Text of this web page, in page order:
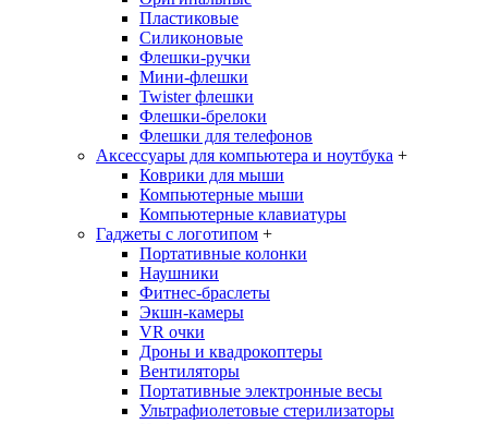
Пластиковые
Силиконовые
Флешки-ручки
Мини-флешки
Twister флешки
Флешки-брелоки
Флешки для телефонов
Аксессуары для компьютера и ноутбука +
Коврики для мыши
Компьютерные мыши
Компьютерные клавиатуры
Гаджеты с логотипом +
Портативные колонки
Наушники
Фитнес-браслеты
Экшн-камеры
VR очки
Дроны и квадрокоптеры
Вентиляторы
Портативные электронные весы
Ультрафиолетовые стерилизаторы